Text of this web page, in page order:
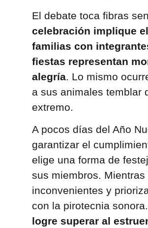
El debate toca fibras
celebración implique
familias con
fiestas representan
alegría. Lo mismo
a sus animales temblar
extremo.
A pocos días del Año
garantizar el
elige una forma de
sus miembros.
inconvenientes y
con la pirotecnia sonora.
logre superar al